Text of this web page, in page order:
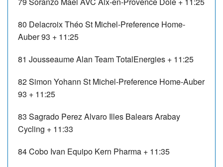
80 Delacroix ThéoSt Michel-Preference Home-
Auber 93 + 11:25
81 Jousseaume Alan Team TotalEnergies + 11:25
82Simon Yohann St Michel-Preference Home-Auber
93 + 11:25
83 Sagrado Perez Alvaro Illes Balears Arabay
Cycling + 11:33
84Cobo Ivan Equipo Kern Pharma + 11:35